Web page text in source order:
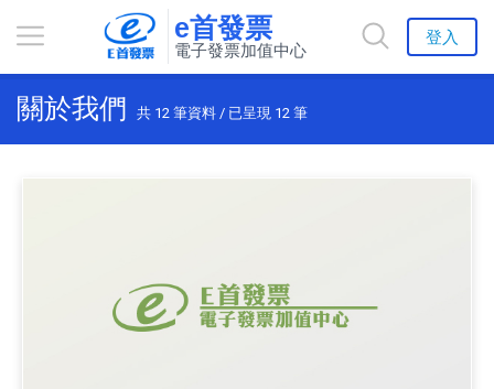
e首發票
電子發票加值中心
登入
關於我們 共 12 筆資料 / 已呈現 12 筆